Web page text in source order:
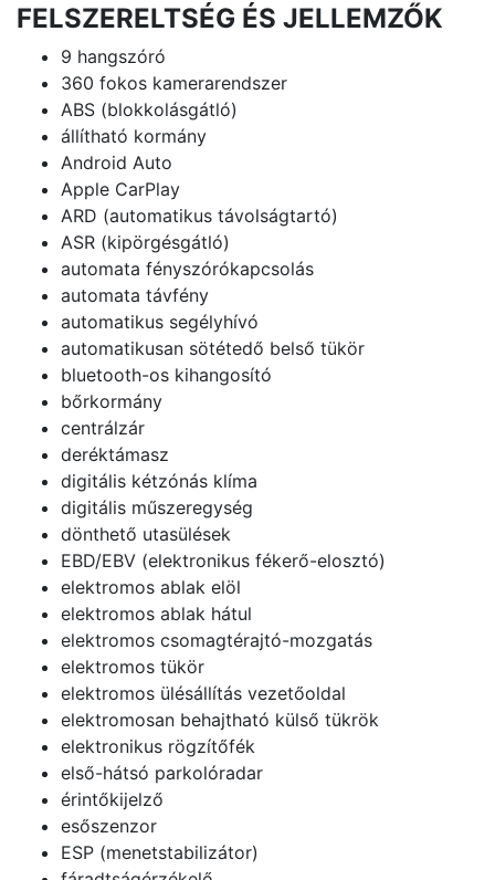
FELSZERELTSÉG ÉS JELLEMZŐK
9 hangszóró
360 fokos kamerarendszer
ABS (blokkolásgátló)
állítható kormány
Android Auto
Apple CarPlay
ARD (automatikus távolságtartó)
ASR (kipörgésgátló)
automata fényszórókapcsolás
automata távfény
automatikus segélyhívó
automatikusan sötétedő belső tükör
bluetooth-os kihangosító
bőrkormány
centrálzár
deréktámasz
digitális kétzónás klíma
digitális műszeregység
dönthető utasülések
EBD/EBV (elektronikus fékerő-elosztó)
elektromos ablak elöl
elektromos ablak hátul
elektromos csomagtérajtó-mozgatás
elektromos tükör
elektromos ülésállítás vezetőoldal
elektromosan behajtható külső tükrök
elektronikus rögzítőfék
első-hátsó parkolóradar
érintőkijelző
esőszenzor
ESP (menetstabilizátor)